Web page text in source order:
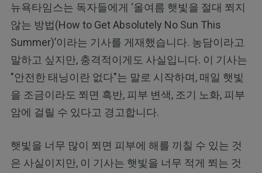
뉴욕타임스는 독자들에게 ‘올여름 햇빛을 절대 쬐지
않는 방법(How to Get Absolutely No Sun This
Summer)’이라는 기사를 게재했습니다. 농담이라고
말하고 싶지만, 충격적이게도 사실입니다. 이 기사는
"안전한 태닝이란 없다"는 말로 시작하며, 매일 햇빛
을 조금이라도 쬐면 흑반, 피부 변색, 조기 노화, 피부
암에 걸릴 수 있다고 경고합니다.
햇빛을 너무 많이 쬐면 피부에 해를 끼칠 수 있는 것
은 사실이지만, 이 기사는 햇빛을 너무 적게 쬐는 것